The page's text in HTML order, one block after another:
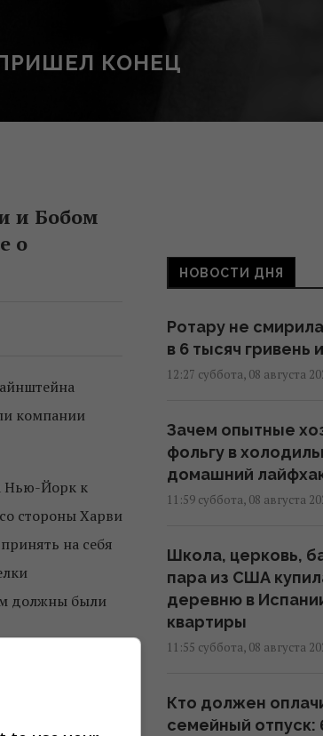
КОНЕЦ
и Бобом
о
компании
Нью-Йорк к
стороны Харви
на себя
должны были
единственным
НОВОСТИ ДНЯ
Ротару не
в 6 тысяч гривень
12:27 суббота, 08 августа
Зачем опытные
фольгу в
домашний
11:59 суббота, 08 августа
Школа, церковь,
пара из США
деревню в
квартиры
11:55 суббота, 08 августа
Кто должен
семейный отпуск: